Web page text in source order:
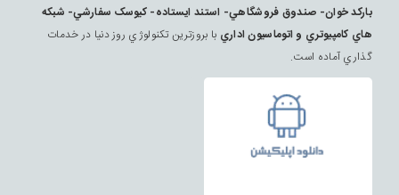
بارکد خوان- صندوق فروشگاهي- استند ايستاده- کيوسک سفارشي- شبکه
هاي کامپيوتري و اتوماسيون اداري با بروزترين تکنولوژي روز دنيا در خدمات
گذاري آماده است.